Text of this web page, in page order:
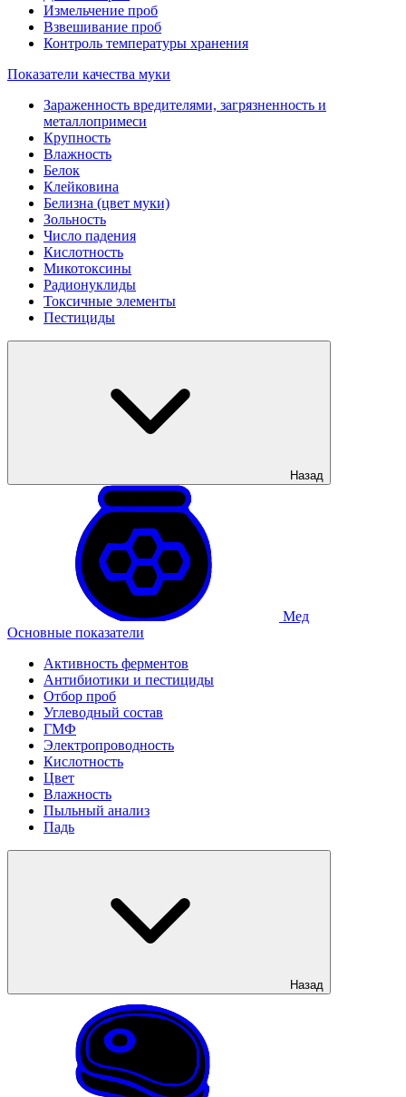
Измельчение проб
Взвешивание проб
Контроль температуры хранения
Показатели качества муки
Зараженность вредителями, загрязненность и
металлопримеси
Крупность
Влажность
Белок
Клейковина
Белизна (цвет муки)
Зольность
Число падения
Кислотность
Микотоксины
Радионуклиды
Токсичные элементы
Пестициды
Назад
Мед
Основные показатели
Активность ферментов
Антибиотики и пестициды
Отбор проб
Углеводный состав
ГМФ
Электропроводность
Кислотность
Цвет
Влажность
Пыльный анализ
Падь
Назад